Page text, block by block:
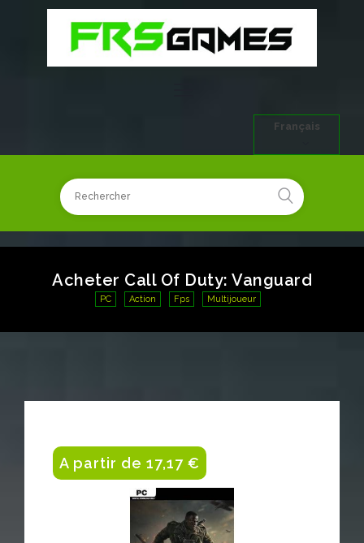
Français
Acheter Call Of Duty: Vanguard
PC Action Fps Multijoueur
A partir de 17,17 €